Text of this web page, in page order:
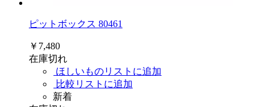
ピットボックス 80461
￥7,480
在庫切れ
ほしいものリストに追加
比較リストに追加
新着